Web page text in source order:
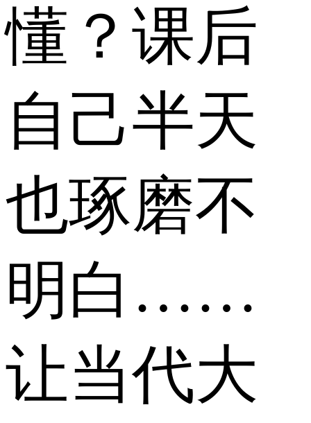
懂？课后
自己半天
也琢磨不
明白……
让当代大